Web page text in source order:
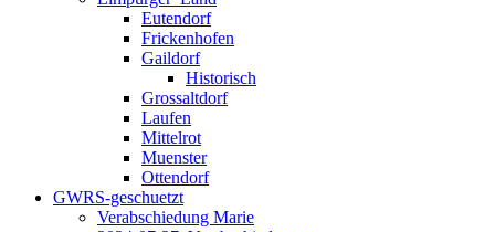
Eutendorf
Frickenhofen
Gaildorf
Historisch
Grossaltdorf
Laufen
Mittelrot
Muenster
Ottendorf
GWRS-geschuetzt
Verabschiedung Marie